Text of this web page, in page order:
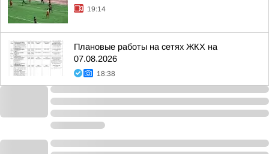
19:14
Плановые работы на сетях ЖКХ на
07.08.2026
18:38